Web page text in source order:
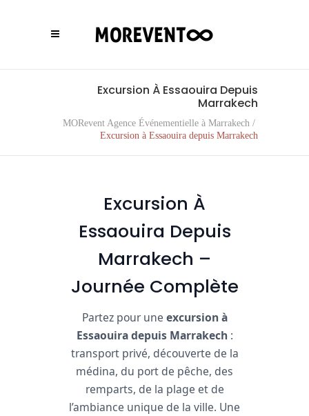
Excursion À Essaouira Depuis
Marrakech
MORevent Agence Événementielle à Marrakech /
Excursion à Essaouira depuis Marrakech
Excursion À
Essaouira Depuis
Marrakech –
Journée Complète
Partez pour une excursion à
Essaouira depuis Marrakech :
transport privé, découverte de la
médina, du port de pêche, des
remparts, de la plage et de
l’ambiance unique de la ville. Une